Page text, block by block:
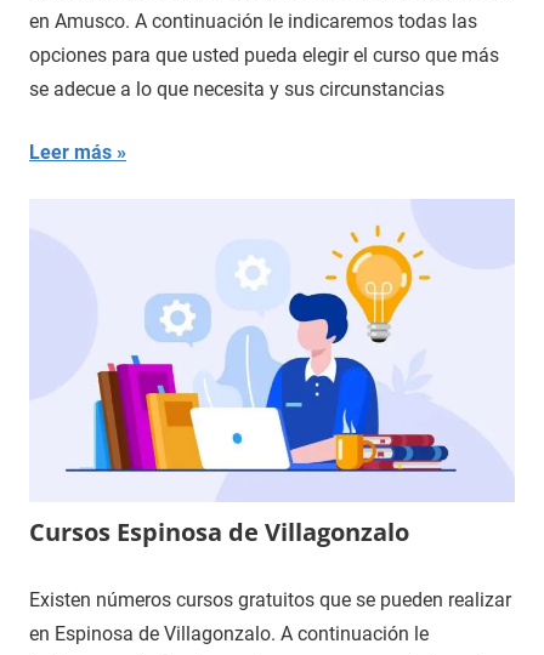
en Amusco. A continuación le indicaremos todas las
opciones para que usted pueda elegir el curso que más
se adecue a lo que necesita y sus circunstancias
Leer más
Cursos Espinosa de Villagonzalo
Existen números cursos gratuitos que se pueden realizar
en Espinosa de Villagonzalo. A continuación le